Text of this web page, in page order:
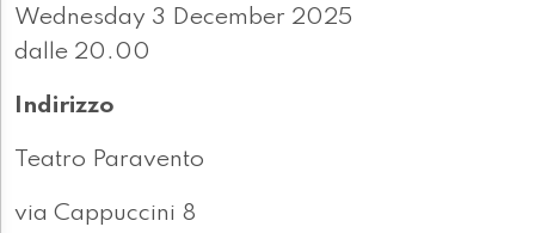
Wednesday 3 December 2025
dalle 20.00
Indirizzo
Teatro Paravento
via Cappuccini 8